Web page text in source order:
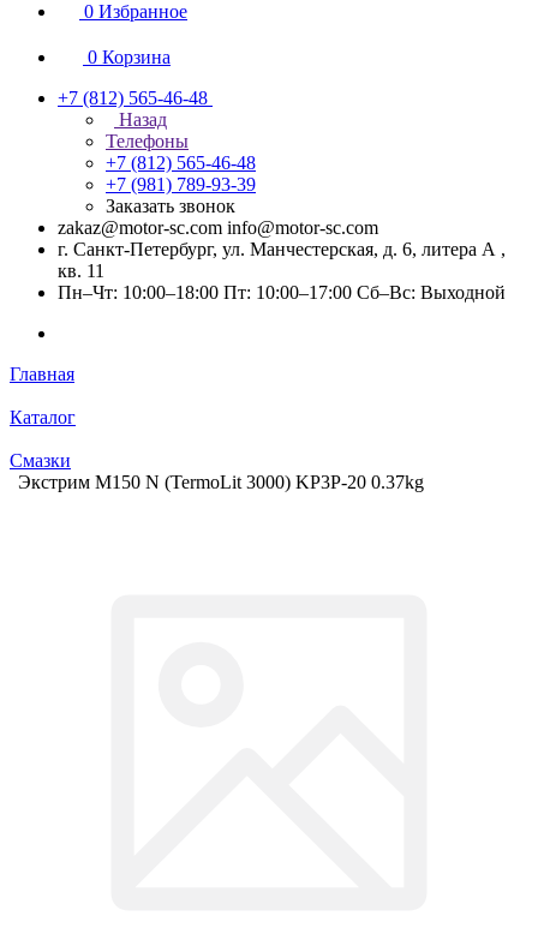
0 Избранное
0 Корзина
+7 (812) 565-46-48
Назад
Телефоны
+7 (812) 565-46-48
+7 (981) 789-93-39
Заказать звонок
zakaz@motor-sc.com info@motor-sc.com
г. Санкт-Петербург, ул. Манчестерская, д. 6, литера А ,
кв. 11
Пн–Чт: 10:00–18:00 Пт: 10:00–17:00 Сб–Вс: Выходной
Главная
Каталог
Смазки
Экстрим М150 N (TermoLit 3000) KP3P-20 0.37kg